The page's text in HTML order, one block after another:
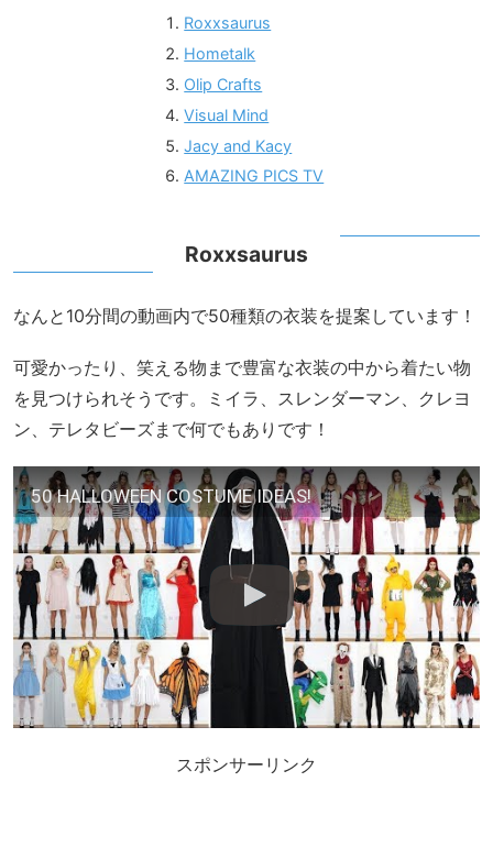
Roxxsaurus
Hometalk
Olip Crafts
Visual Mind
Jacy and Kacy
AMAZING PICS TV
Roxxsaurus
なんと10分間の動画内で50種類の衣装を提案しています！
可愛かったり、笑える物まで豊富な衣装の中から着たい物
を見つけられそうです。ミイラ、スレンダーマン、クレヨ
ン、テレタビーズまで何でもありです！
50 HALLOWEEN COSTUME IDEAS!
スポンサーリンク